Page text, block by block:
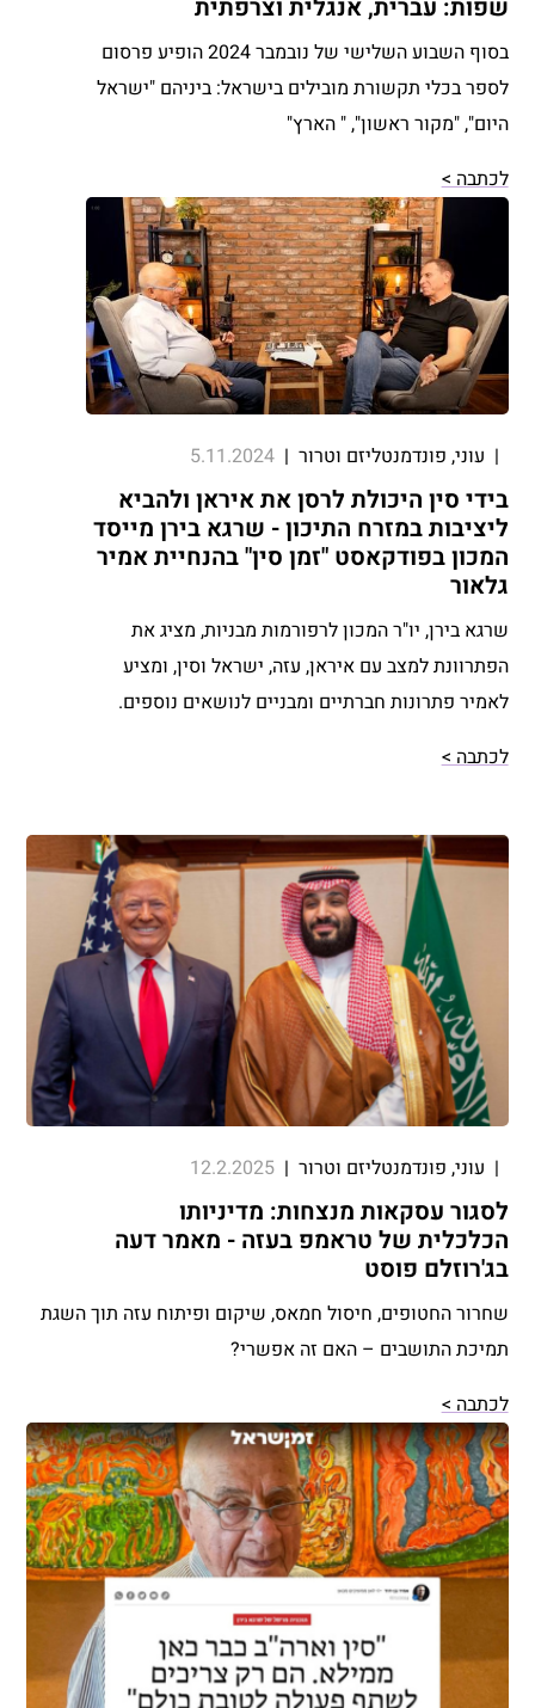
שפות: עברית, אנגלית וצרפתית
בסוף השבוע השלישי של נובמבר 2024 הופיע פרסום
לספר בכלי תקשורת מובילים בישראל: ביניהם "ישראל
היום", "מקור ראשון", " הארץ"
לכתבה >
| עוני, פונדמנטליזם וטרור|
5.11.2024
בידי סין היכולת לרסן את איראן ולהביא
ליציבות במזרח התיכון - שרגא בירן מייסד
המכון בפודקאסט "זמן סין" בהנחיית אמיר
גלאור
שרגא בירן, יו"ר המכון לרפורמות מבניות, מציג את
הפתרוונת למצב עם איראן, עזה, ישראל וסין, ומציע
לאמיר פתרונות חברתיים ומבניים לנושאים נוספים.
לכתבה >
| עוני, פונדמנטליזם וטרור|
12.2.2025
לסגור עסקאות מנצחות: מדיניותו
הכלכלית של טראמפ בעזה - מאמר דעה
בג'רוזלם פוסט
שחרור החטופים, חיסול חמאס, שיקום ופיתוח עזה תוך השגת
תמיכת התושבים – האם זה אפשרי?
לכתבה >